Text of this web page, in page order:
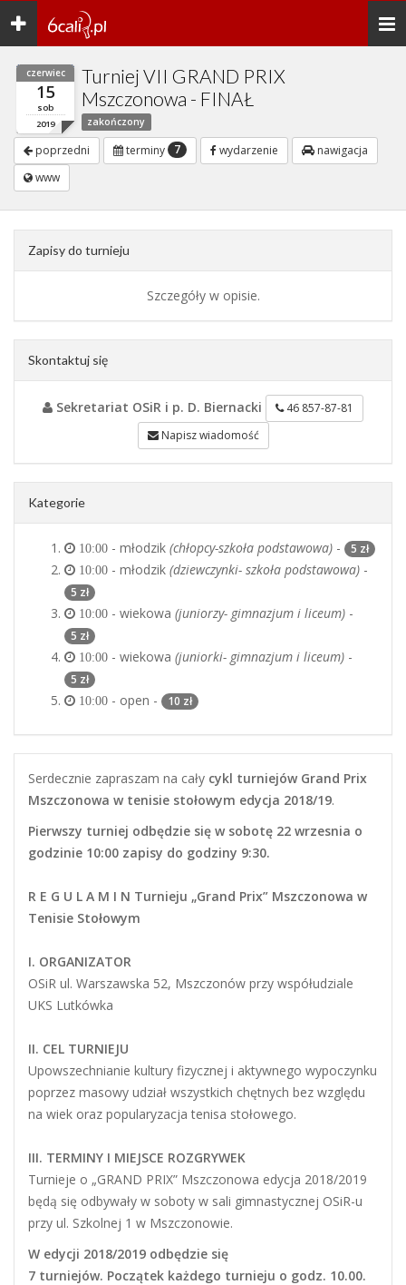
Toggle
navigation
czerwiec
15
sob
2019
Turniej VII GRAND PRIX
Mszczonowa - FINAŁ
zakończony
poprzedni terminy 7 wydarzenie
nawigacja
www
Zapisy do turnieju
Szczegóły w opisie.
Skontaktuj się
Sekretariat OSiR i p. D. Biernacki
46 857-87-81
Napisz wiadomość
Kategorie
10:00 - młodzik (chłopcy-szkoła podstawowa) - 5 zł
10:00 - młodzik (dziewczynki- szkoła podstawowa) -
5 zł
10:00 - wiekowa (juniorzy- gimnazjum i liceum) -
5 zł
10:00 - wiekowa (juniorki- gimnazjum i liceum) -
5 zł
10:00 - open - 10 zł
Serdecznie zapraszam na cały cykl turniejów Grand Prix
Mszczonowa w tenisie stołowym edycja 2018/19.
Pierwszy turniej odbędzie się w sobotę 22 wrzesnia o
godzinie 10:00 zapisy do godziny 9:30.
R E G U L A M I N Turnieju „Grand Prix” Mszczonowa w
Tenisie Stołowym
I. ORGANIZATOR
OSiR ul. Warszawska 52, Mszczonów przy współudziale
UKS Lutkówka
II. CEL TURNIEJU
Upowszechnianie kultury fizycznej i aktywnego wypoczynku
poprzez masowy udział wszystkich chętnych bez względu
na wiek oraz popularyzacja tenisa stołowego.
III. TERMINY I MIEJSCE ROZGRYWEK
Turnieje o „GRAND PRIX” Mszczonowa edycja 2018/2019
będą się odbywały w soboty w sali gimnastycznej OSiR-u
przy ul. Szkolnej 1 w Mszczonowie.
W edycji 2018/2019 odbędzie się
7 turniejów. Początek każdego turnieju o godz. 10.00.